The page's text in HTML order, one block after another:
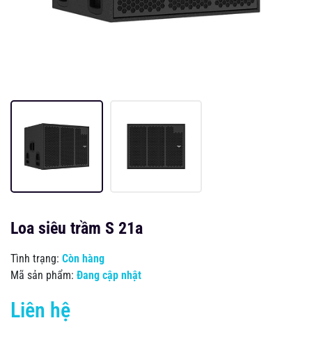
Loa siêu trầm S 21a
Tình trạng: Còn hàng
Mã sản phẩm: Đang cập nhật
Liên hệ